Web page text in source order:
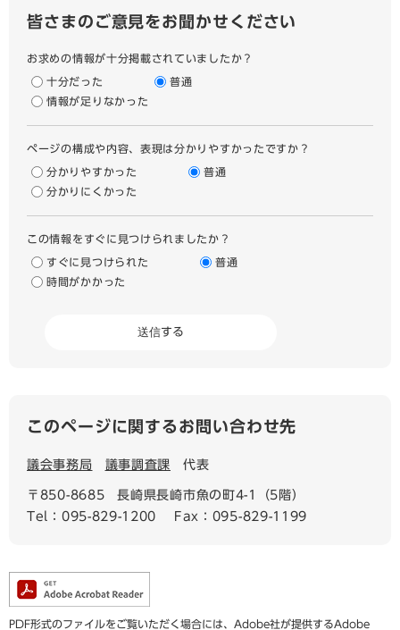
皆さまのご意見をお聞かせください
お求めの情報が十分掲載されていましたか？
十分だった
普通
情報が足りなかった
ページの構成や内容、表現は分かりやすかったですか？
分かりやすかった
普通
分かりにくかった
この情報をすぐに見つけられましたか？
すぐに見つけられた
普通
時間がかかった
このページに関するお問い合わせ先
議会事務局 議事調査課 代表
〒850-8685
長崎県長崎市魚の町4-1（5階）
Tel：095-829-1200
Fax：095-829-1199
PDF形式のファイルをご覧いただく場合には、Adobe社が提供するAdobe